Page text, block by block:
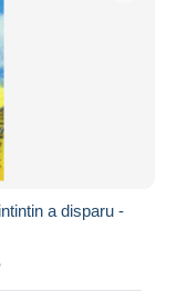
a disparu -